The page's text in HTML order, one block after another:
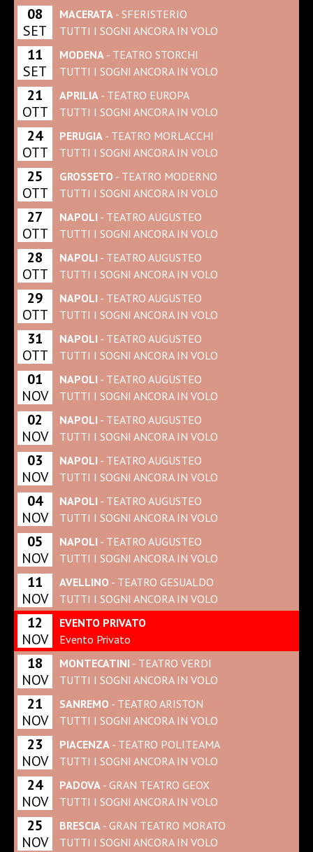
08
SET
MACERATA - SFERISTERIO
TUTTI I SOGNI ANCORA IN VOLO
11
SET
MODENA - TEATRO STORCHI
TUTTI I SOGNI ANCORA IN VOLO
21
OTT
APRILIA - TEATRO EUROPA
TUTTI I SOGNI ANCORA IN VOLO
24
OTT
PERUGIA - TEATRO MORLACCHI
TUTTI I SOGNI ANCORA IN VOLO
25
OTT
GROSSETO - TEATRO MODERNO
TUTTI I SOGNI ANCORA IN VOLO
27
OTT
NAPOLI - TEATRO AUGUSTEO
TUTTI I SOGNI ANCORA IN VOLO
28
OTT
NAPOLI - TEATRO AUGUSTEO
TUTTI I SOGNI ANCORA IN VOLO
29
OTT
NAPOLI - TEATRO AUGUSTEO
TUTTI I SOGNI ANCORA IN VOLO
31
OTT
NAPOLI - TEATRO AUGUSTEO
TUTTI I SOGNI ANCORA IN VOLO
01
NOV
NAPOLI - TEATRO AUGUSTEO
TUTTI I SOGNI ANCORA IN VOLO
02
NOV
NAPOLI - TEATRO AUGUSTEO
TUTTI I SOGNI ANCORA IN VOLO
03
NOV
NAPOLI - TEATRO AUGUSTEO
TUTTI I SOGNI ANCORA IN VOLO
04
NOV
NAPOLI - TEATRO AUGUSTEO
TUTTI I SOGNI ANCORA IN VOLO
05
NOV
NAPOLI - TEATRO AUGUSTEO
TUTTI I SOGNI ANCORA IN VOLO
11
NOV
AVELLINO - TEATRO GESUALDO
TUTTI I SOGNI ANCORA IN VOLO
12
NOV
EVENTO PRIVATO
Evento Privato
18
NOV
MONTECATINI - TEATRO VERDI
TUTTI I SOGNI ANCORA IN VOLO
21
NOV
SANREMO - TEATRO ARISTON
TUTTI I SOGNI ANCORA IN VOLO
23
NOV
PIACENZA - TEATRO POLITEAMA
TUTTI I SOGNI ANCORA IN VOLO
24
NOV
PADOVA - GRAN TEATRO GEOX
TUTTI I SOGNI ANCORA IN VOLO
25
NOV
BRESCIA - GRAN TEATRO MORATO
TUTTI I SOGNI ANCORA IN VOLO